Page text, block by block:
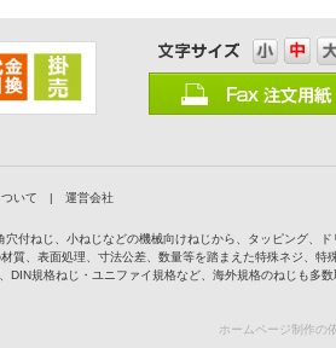
いて |
運営会社
ホームページ制作の
付ねじ、小ねじなどの機械向けねじから、タッピング、ド
質、表面処理、寸法公差、数量等を踏まえた特殊ネジ、特
規格ねじ・ユニファイ規格など、海外規格のねじも多数